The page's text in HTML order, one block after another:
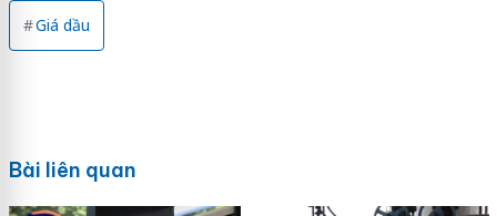
Giá dầu
Bài liên quan